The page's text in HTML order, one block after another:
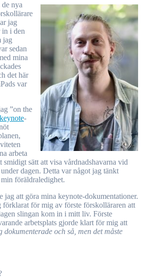
nya
jag
i den
jag
sedan
mina
det här
var
”on the
keynote-
arbeta
smidigt sätt att visa vårdnadshavarna vid
dagen. Detta var något jag tänkt
föräldraledighet.
jag att göra mina keynote-dokumentationer.
för mig av förste förskolläraren att
slingan kom in i mitt liv. Förste
arbetsplats gjorde klart för mig att
dokumenterade och så, men det måste